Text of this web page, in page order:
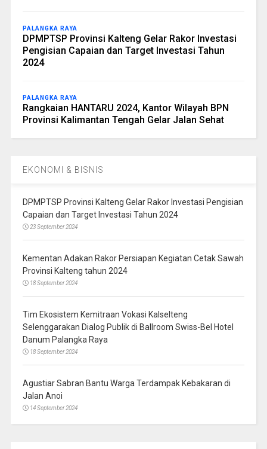
PALANGKA RAYA
DPMPTSP Provinsi Kalteng Gelar Rakor Investasi
Pengisian Capaian dan Target Investasi Tahun
2024
PALANGKA RAYA
Rangkaian HANTARU 2024, Kantor Wilayah BPN
Provinsi Kalimantan Tengah Gelar Jalan Sehat
EKONOMI & BISNIS
DPMPTSP Provinsi Kalteng Gelar Rakor Investasi Pengisian
Capaian dan Target Investasi Tahun 2024
23 September 2024
Kementan Adakan Rakor Persiapan Kegiatan Cetak Sawah
Provinsi Kalteng tahun 2024
18 September 2024
Tim Ekosistem Kemitraan Vokasi Kalselteng
Selenggarakan Dialog Publik di Ballroom Swiss-Bel Hotel
Danum Palangka Raya
18 September 2024
Agustiar Sabran Bantu Warga Terdampak Kebakaran di
Jalan Anoi
14 September 2024